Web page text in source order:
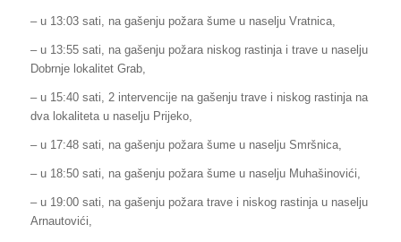
– u 13:03 sati, na gašenju požara šume u naselju Vratnica,
– u 13:55 sati, na gašenju požara niskog rastinja i trave u naselju
Dobrnje lokalitet Grab,
– u 15:40 sati, 2 intervencije na gašenju trave i niskog rastinja na
dva lokaliteta u naselju Prijeko,
– u 17:48 sati, na gašenju požara šume u naselju Smršnica,
– u 18:50 sati, na gašenju požara šume u naselju Muhašinovići,
– u 19:00 sati, na gašenju požara trave i niskog rastinja u naselju
Arnautovići,